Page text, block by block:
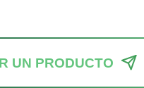
UN PRODUCTO